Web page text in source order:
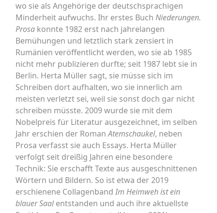
wo sie als Angehörige der deutschsprachigen
Minderheit aufwuchs. Ihr erstes Buch Niederungen.
Prosa konnte 1982 erst nach jahrelangen
Bemühungen und letztlich stark zensiert in
Rumänien veröffentlicht werden, wo sie ab 1985
nicht mehr publizieren durfte; seit 1987 lebt sie in
Berlin. Herta Müller sagt, sie müsse sich im
Schreiben dort aufhalten, wo sie innerlich am
meisten verletzt sei, weil sie sonst doch gar nicht
schreiben müsste. 2009 wurde sie mit dem
Nobelpreis für Literatur ausgezeichnet, im selben
Jahr erschien der RomanAtemschaukel, neben
Prosa verfasst sie auch Essays. Herta Müller
verfolgt seit dreißig Jahren eine besondere
Technik: Sie erschafft Texte aus ausgeschnittenen
Wörtern und Bildern. So ist etwa der 2019
erschienene Collagenband Im Heimweh ist ein
blauer Saalentstanden und auch ihre aktuellste